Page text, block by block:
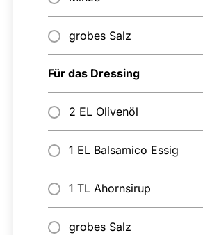
grobes Salz
Für das Dressing
2 EL Olivenöl
1 EL Balsamico Essig
1 TL Ahornsirup
grobes Salz